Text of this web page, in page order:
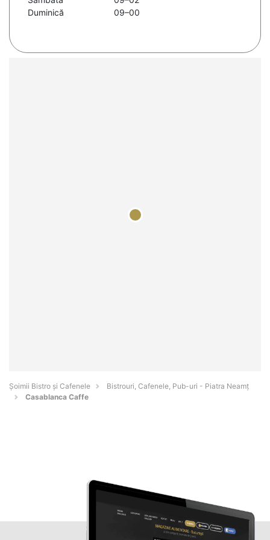
Duminică
09–00
Șoimii Bistro și Cafenele
Bistrouri, Cafenele, Pub-uri - Piatra Neamţ
Casablanca Caffe